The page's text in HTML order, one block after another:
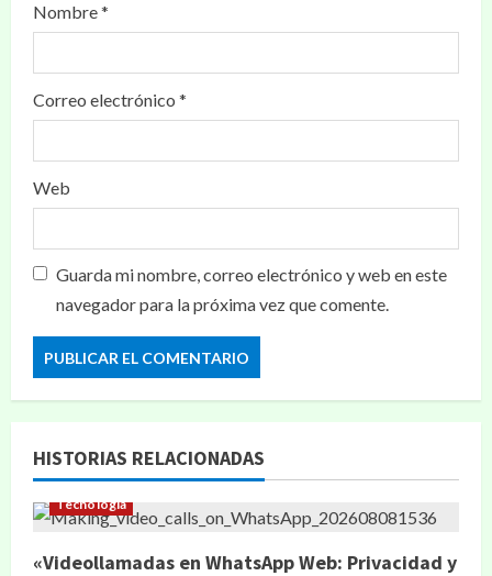
Nombre*
Correo electrónico *
Web
Guarda mi nombre, correo electrónico y web en este
navegador para la próxima vez que comente.
HISTORIAS RELACIONADAS
Tecnología
«Videollamadas en WhatsApp Web: Privacidad y